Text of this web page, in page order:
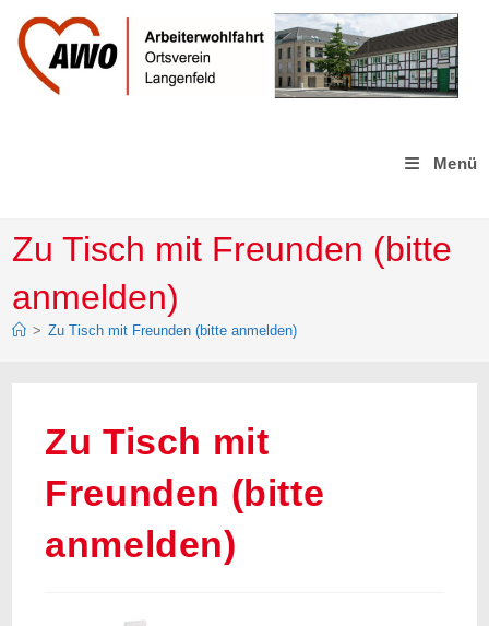
Inhalt
springen
Menü
Zu Tisch mit Freunden (bitte
anmelden)
> Zu Tisch mit Freunden (bitte anmelden)
Zu Tisch mit
Freunden (bitte
anmelden)